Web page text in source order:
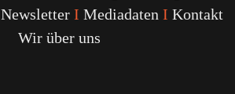
Newsletter I Mediadaten I Kontakt
Wir über uns